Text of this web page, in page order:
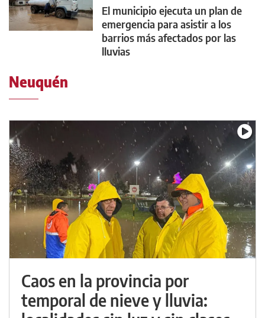
El municipio ejecuta un plan de
emergencia para asistir a los
barrios más afectados por las
lluvias
Neuquén
Caos en la provincia por
temporal de nieve y lluvia: